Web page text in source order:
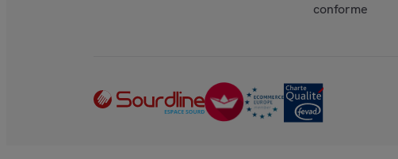
conforme